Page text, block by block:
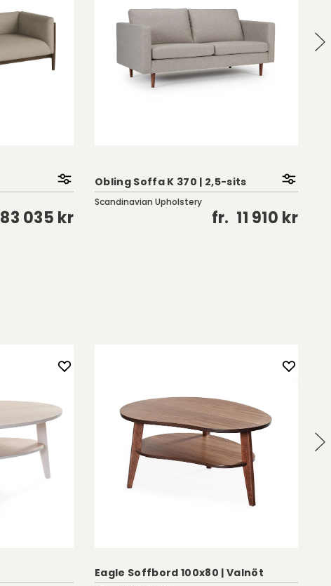
83 035 kr
Obling Soffa K 370 | 2,5-sits
Scandinavian Upholstery
fr. 11 910 kr
Eagle Soffbord 100x80 | Valnöt